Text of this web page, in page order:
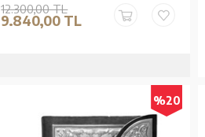
12.300,00 TL
9.840,00 TL
%20